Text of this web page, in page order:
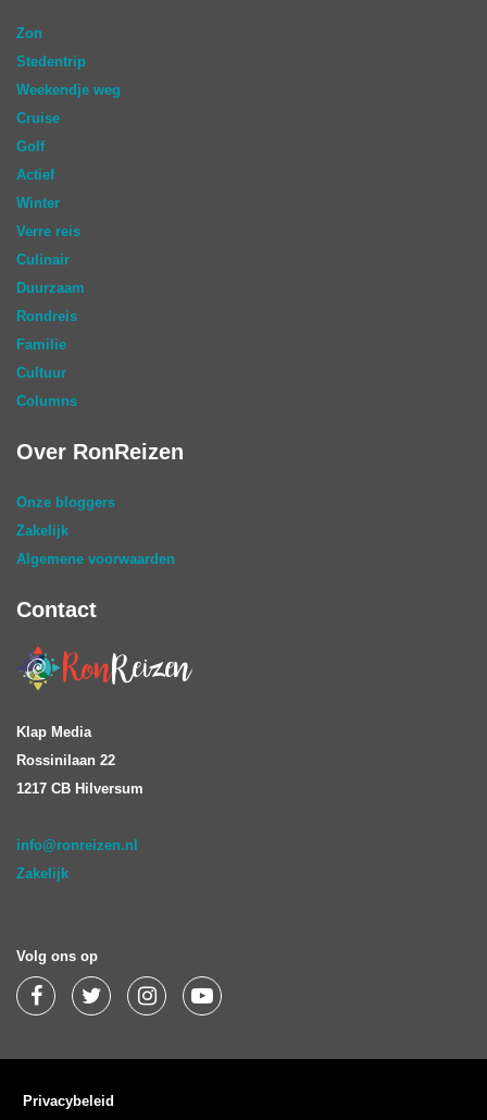
Zon
Stedentrip
Weekendje weg
Cruise
Golf
Actief
Winter
Verre reis
Culinair
Duurzaam
Rondreis
Familie
Cultuur
Columns
Over RonReizen
Onze bloggers
Zakelijk
Algemene voorwaarden
Contact
Klap Media
Rossinilaan 22
1217 CB Hilversum
info@ronreizen.nl
Zakelijk
Volg ons op
Privacybeleid